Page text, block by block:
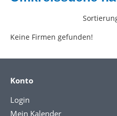
Keine Firmen gefunden!
Konto
Login
Mein Kalender